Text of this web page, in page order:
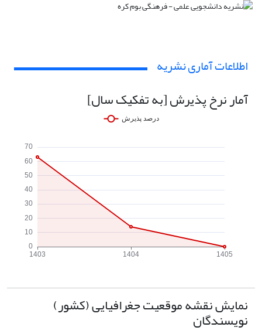
اطلاعات آماری نشریه
آمار نرخ پذیرش [به تفکیک سال]
نمایش نقشه موقعیت جغرافیایی (کشور)
نویسندگان